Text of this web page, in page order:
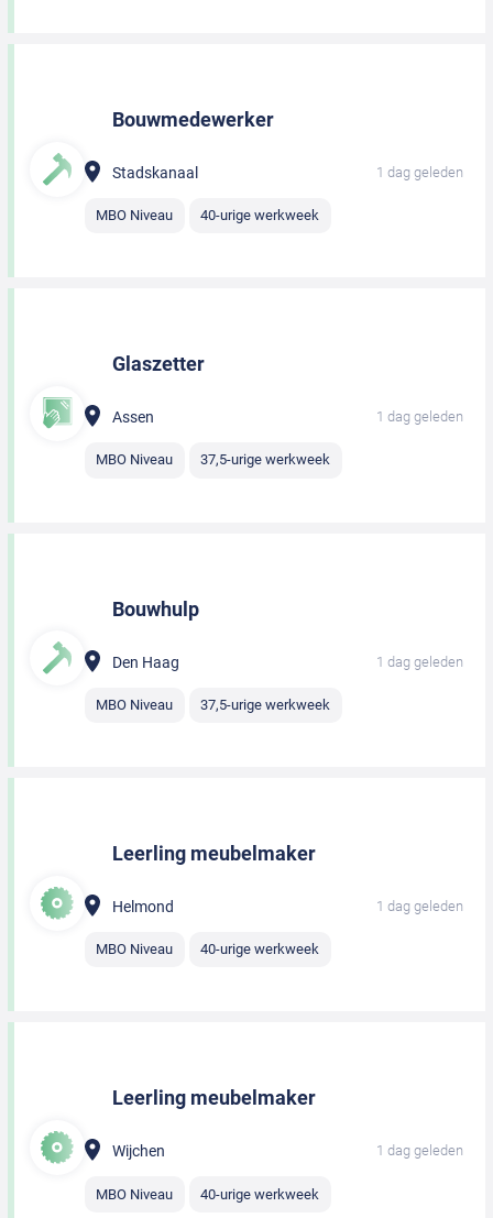
Bouwmedewerker
Stadskanaal 1 dag geleden
MBO Niveau 40-urige werkweek
Glaszetter
Assen 1 dag geleden
MBO Niveau 37,5-urige werkweek
Bouwhulp
Den Haag 1 dag geleden
MBO Niveau 37,5-urige werkweek
Leerling meubelmaker
Helmond 1 dag geleden
MBO Niveau 40-urige werkweek
Leerling meubelmaker
Wijchen 1 dag geleden
MBO Niveau 40-urige werkweek